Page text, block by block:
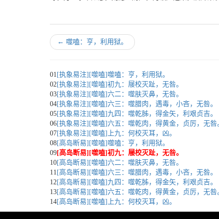
← 噬嗑：亨，利用狱。
01 [执象易注][噬嗑]噬嗑：亨，利用狱。
02[执象易注][噬嗑]初九：屦校灭趾，无咎。
03[执象易注][噬嗑]六二：噬肤灭鼻，无咎。
04[执象易注][噬嗑]六三：噬腊肉，遇毒，小吝，无咎。
05[执象易注][噬嗑]九四：噬乾胏，得金矢，利艰贞吉。
06[执象易注][噬嗑]六五：噬乾肉，得黄金，贞厉，无咎
07[执象易注][噬嗑]上九：何校灭耳，凶。
08[高岛断易][噬嗑]噬嗑：亨，利用狱。
09[高岛断易][噬嗑]初九：屦校灭趾，无咎。
10[高岛断易][噬嗑]六二：噬肤灭鼻，无咎。
11 [高岛断易][噬嗑]六三：噬腊肉，遇毒，小吝，无咎。
12[高岛断易][噬嗑]九四：噬乾胏，得金矢，利艰贞吉。
13[高岛断易][噬嗑]六五：噬乾肉，得黄金，贞厉，无咎
14[高岛断易][噬嗑]上九：何校灭耳，凶。